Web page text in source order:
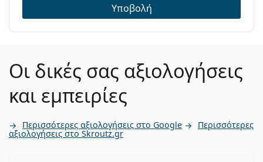
Υποβολή
Οι δικές σας αξιολογήσεις
και εμπειρίες
Περισσότερες αξιολογήσεις στο Google Περισσότερες
αξιολογήσεις στο Skroutz.gr